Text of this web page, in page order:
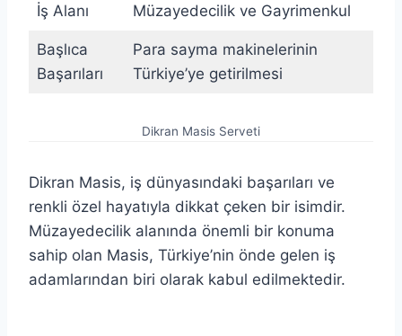
İş Alanı Müzayedecilik ve Gayrimenkul
Başlıca
Başarıları
Para sayma makinelerinin
Türkiye’ye getirilmesi
Dikran Masis Serveti
Dikran Masis, iş dünyasındaki başarıları ve
renkli özel hayatıyla dikkat çeken bir isimdir.
Müzayedecilik alanında önemli bir konuma
sahip olan Masis, Türkiye’nin önde gelen iş
adamlarından biri olarak kabul edilmektedir.